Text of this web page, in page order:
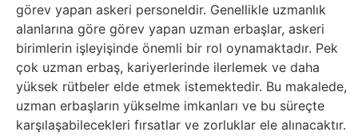
Sosyal
Medyalar
Din
Dokümanlar
görev yapan askeri personeldir. Genellikle uzmanlık
alanlarına göre görev yapan uzman erbaşlar, askeri
birimlerin işleyişinde önemli bir rol oynamaktadır. Pek
çok uzman erbaş, kariyerlerinde ilerlemek ve daha
yüksek rütbeler elde etmek istemektedir. Bu makalede,
uzman erbaşların yükselme imkanları ve bu süreçte
karşılaşabilecekleri fırsatlar ve zorluklar ele alınacaktır.